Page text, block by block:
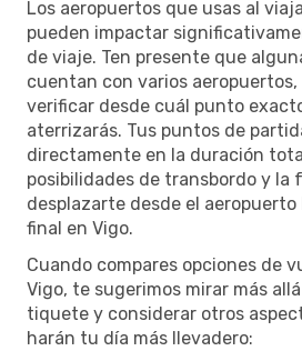
Los aeropuertos que usas al
pueden impactar
de viaje. Ten presente que
cuentan con varios
verificar desde cuál punto
aterrizarás. Tus puntos de
directamente en la duración
posibilidades de transbordo y la
desplazarte desde el
final en Vigo.
Cuando compares opciones de
Vigo, te sugerimos mirar más
tiquete y considerar otros
harán tu día más llevadero: